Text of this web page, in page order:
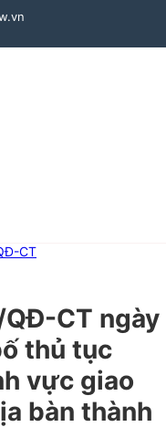
CT
CT ngày
thủ tục
vực giao
bàn thành